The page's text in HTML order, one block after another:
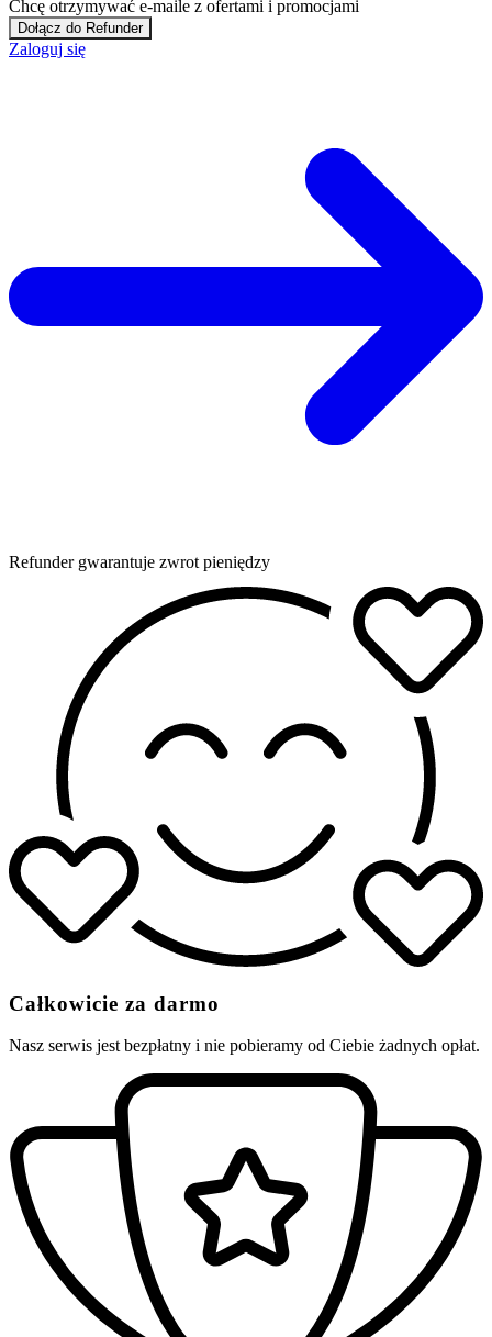
Chcę otrzymywać e-maile z ofertami i promocjami
Dołącz do Refunder
Zaloguj się
Refunder gwarantuje zwrot pieniędzy
Całkowicie za darmo
Nasz serwis jest bezpłatny i nie pobieramy od Ciebie żadnych opłat.